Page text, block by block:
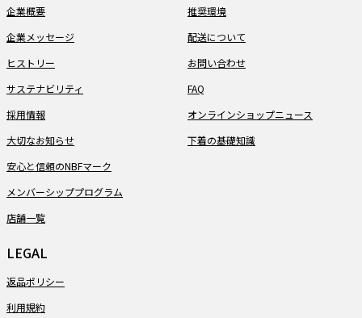
企業概要
企業メッセージ
ヒストリー
サステナビリティ
採用情報
大切なお知らせ
安心と信頼のNBFマーク
メンバーシッププログラム
店舗一覧
推奨環境
配送について
お問い合わせ
FAQ
オンラインショップニュース
下着の基礎知識
LEGAL
返品ポリシー
利用規約